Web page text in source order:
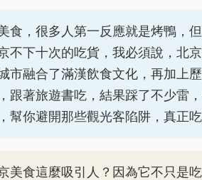
食，很多人第一反應就是烤鴨，
不下十次的吃貨，我必須說，北
市融合了滿漢飲食文化，再加上
跟著旅遊書吃，結果踩了不少雷
幫你避開那些觀光客陷阱，真正吃
美食這麼吸引人？因為它不只是